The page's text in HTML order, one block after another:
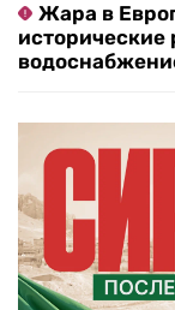
Жара в
исторические